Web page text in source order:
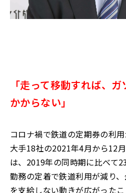
「走って移動すれば、
かからない」
コロナ禍で鉄道の定期券の利
大手18社の2021年4月から12
は、2019年の同時期に比べて
勤務の定着で鉄道利用が減り
を支給しない動きが広がった